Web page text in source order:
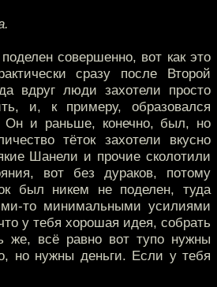
совершенно, вот как это
сразу после Второй
вдруг люди захотели просто
и, к примеру, образовался
Он и раньше, конечно, был, но
тёток захотели вкусно
Шанели и прочие сколотили
вот без дураков, потому
был никем не поделен, туда
то минимальными усилиями
у тебя хорошая идея, собрать
же, всё равно вот тупо нужны
но нужны деньги. Если у тебя